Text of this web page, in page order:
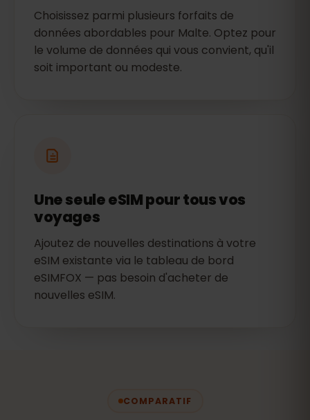
Choisissez parmi plusieurs forfaits de
données abordables pour Malte. Optez pour
le volume de données qui vous convient, qu'il
soit important ou modeste.
Une seule eSIM pour tous vos
voyages
Ajoutez de nouvelles destinations à votre
eSIM existante via le tableau de bord
eSIMFOX — pas besoin d'acheter de
nouvelles eSIM.
COMPARATIF